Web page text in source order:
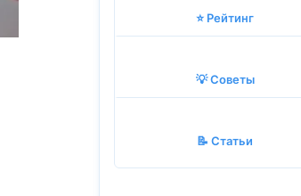
⭐ Рейтинг
💡 Советы
📝 Статьи